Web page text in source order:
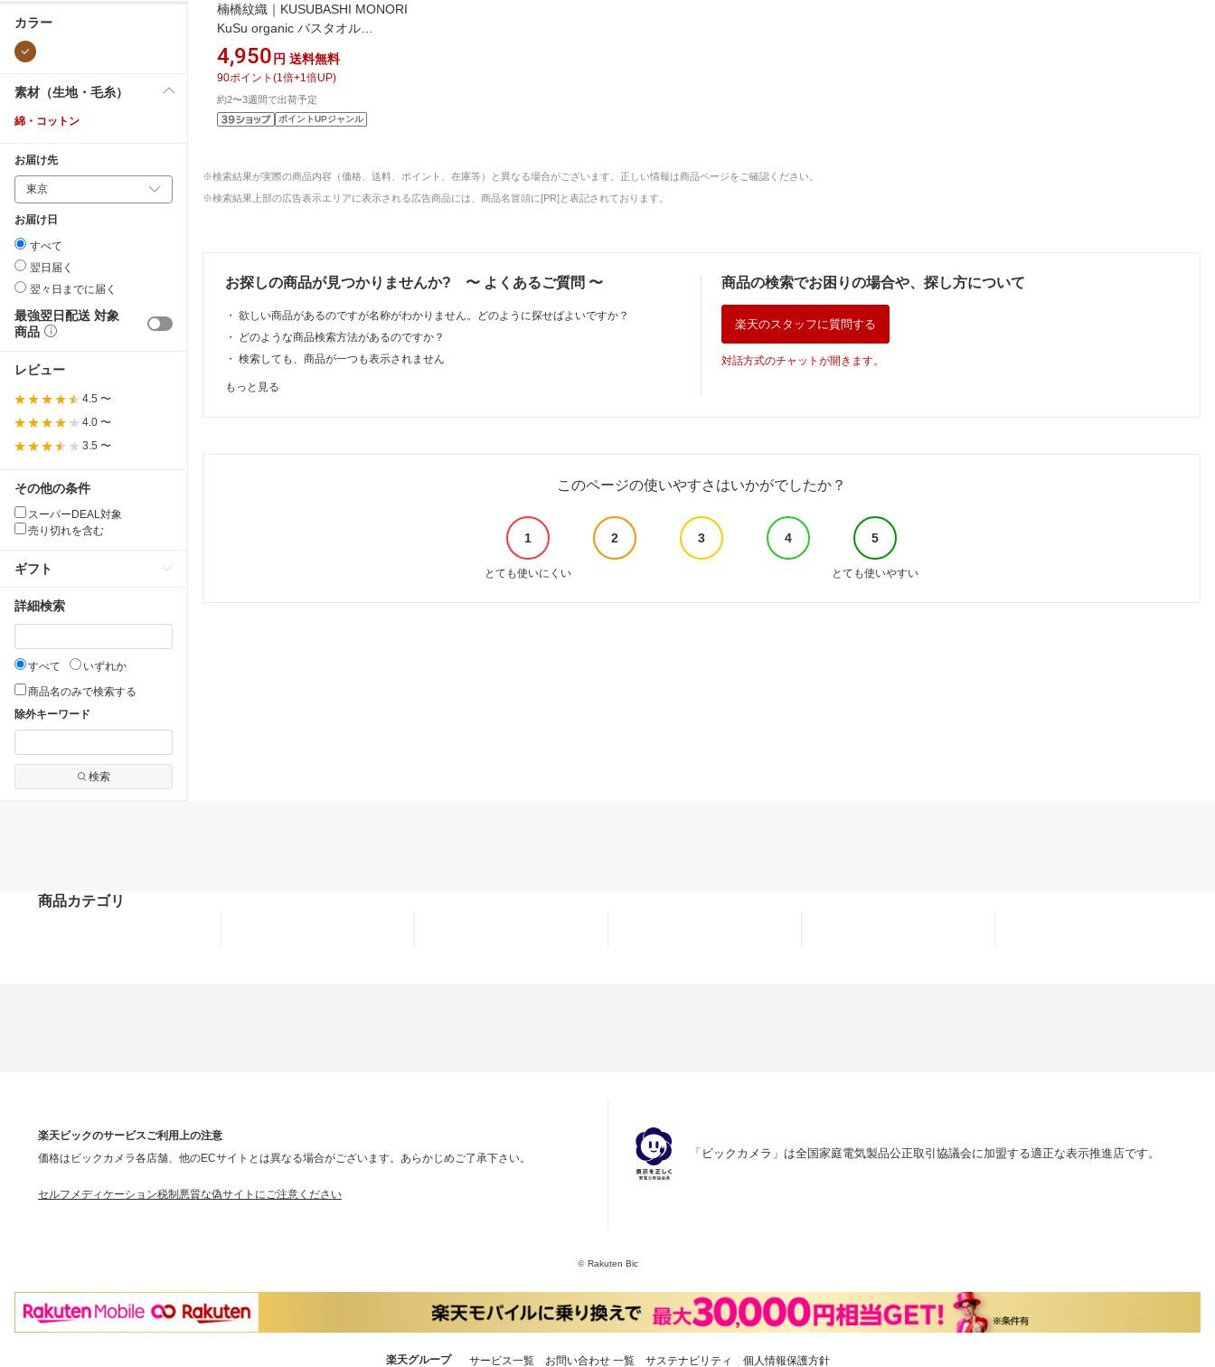
カラー
素材（生地・毛糸）
綿・コットン
お届け先
お届け日
すべて
翌日届く
翌々日までに届く
最強翌日配送 対象
商品
レビュー
4.5 〜
4.0 〜
3.5 〜
その他の条件
スーパーDEAL対象
売り切れを含む
ギフト
詳細検索
すべて
いずれか
商品名のみで検索する
除外キーワード
検索
楠橋紋織｜KUSUBASHI MONORI
KuSu organic バスタオル
59cm×120cm （PBP YARNプロジェク
ト対象） ブラウン 1-68031-11-BR
4,950 円 送料無料
90ポイント (1 倍+1 倍UP)
約2〜3週間で出荷予定
ポイントUPジャンル
※検索結果が実際の商品内容（価格、送料、ポイント、在庫等）と異なる場合がございます。正しい情報は商品ページをご確認ください。
※検索結果上部の広告表示エリアに表示される広告商品には、商品名冒頭に[PR]と表記されております。
お探しの商品が見つかりませんか? 〜 よくあるご質問 〜
・ 欲しい商品があるのですが名称がわかりません。どのように探せばよいですか？
・
どのような商品検索方法があるのですか？
・ 検索しても、商品が一つも表示されません
もっと見る
商品の検索でお困りの場合や、探し方について
楽天のスタッフに質問する
対話方式のチャットが開きます。
このページの使いやすさはいかがでしたか？
1 2 3 4 5
とても使いにくい とても使いやすい
商品カテゴリ
楽天ビックのサービスご利用上の注意
価格はビックカメラ各店舗、他のECサイトとは異なる場合がございます。あらかじめご了承下さい。
セルフメディケーション税制悪質な偽サイトにご注意ください
「ビックカメラ」は全国家庭電気製品公正取引協議会に加盟する適正な表示推進店です。
©Rakuten Bic
楽天グループ サービス一覧 お問い合わせ 一覧 サステナビリティ 個人情報保護方針